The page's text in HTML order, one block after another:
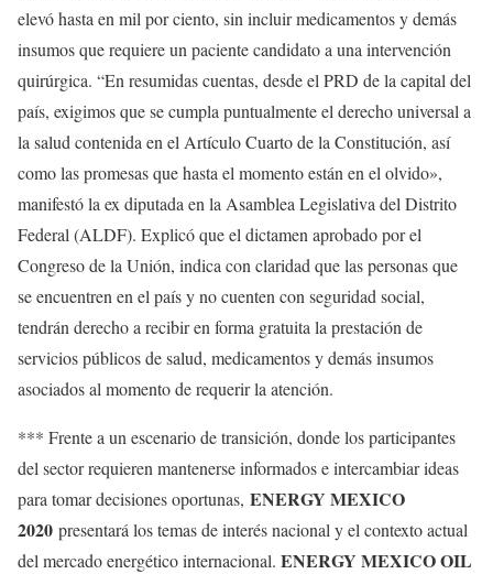
elevó hasta en mil por ciento, sin incluir medicamentos y demás
insumos que requiere un paciente candidato a una intervención
quirúrgica. “En resumidas cuentas, desde el PRD de la capital del
país, exigimos que se cumpla puntualmente el derecho universal a
la salud contenida en el Artículo Cuarto de la Constitución, así
como las promesas que hasta el momento están en el olvido»,
manifestó la ex diputada en la Asamblea Legislativa del Distrito
Federal (ALDF). Explicó que el dictamen aprobado por el
Congreso de la Unión, indica con claridad que las personas que
se encuentren en el país y no cuenten con seguridad social,
tendrán derecho a recibir en forma gratuita la prestación de
servicios públicos de salud, medicamentos y demás insumos
asociados al momento de requerir la atención.
*** Frente a un escenario de transición, donde los participantes
del sector requieren mantenerse informados e intercambiar ideas
para tomar decisiones oportunas, ENERGY MEXICO
2020 presentará los temas de interés nacional y el contexto actual
del mercado energético internacional. ENERGY MEXICO OIL